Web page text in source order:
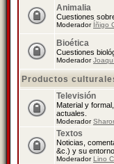
Animalia
Cuestiones
Moderador Íñigo
Bioética
Cuestiones
Moderador
Productos
Televisión
Material y
actuales.
Moderador
Textos
Noticias,
&c.) y su entorno.
ModeradorLino